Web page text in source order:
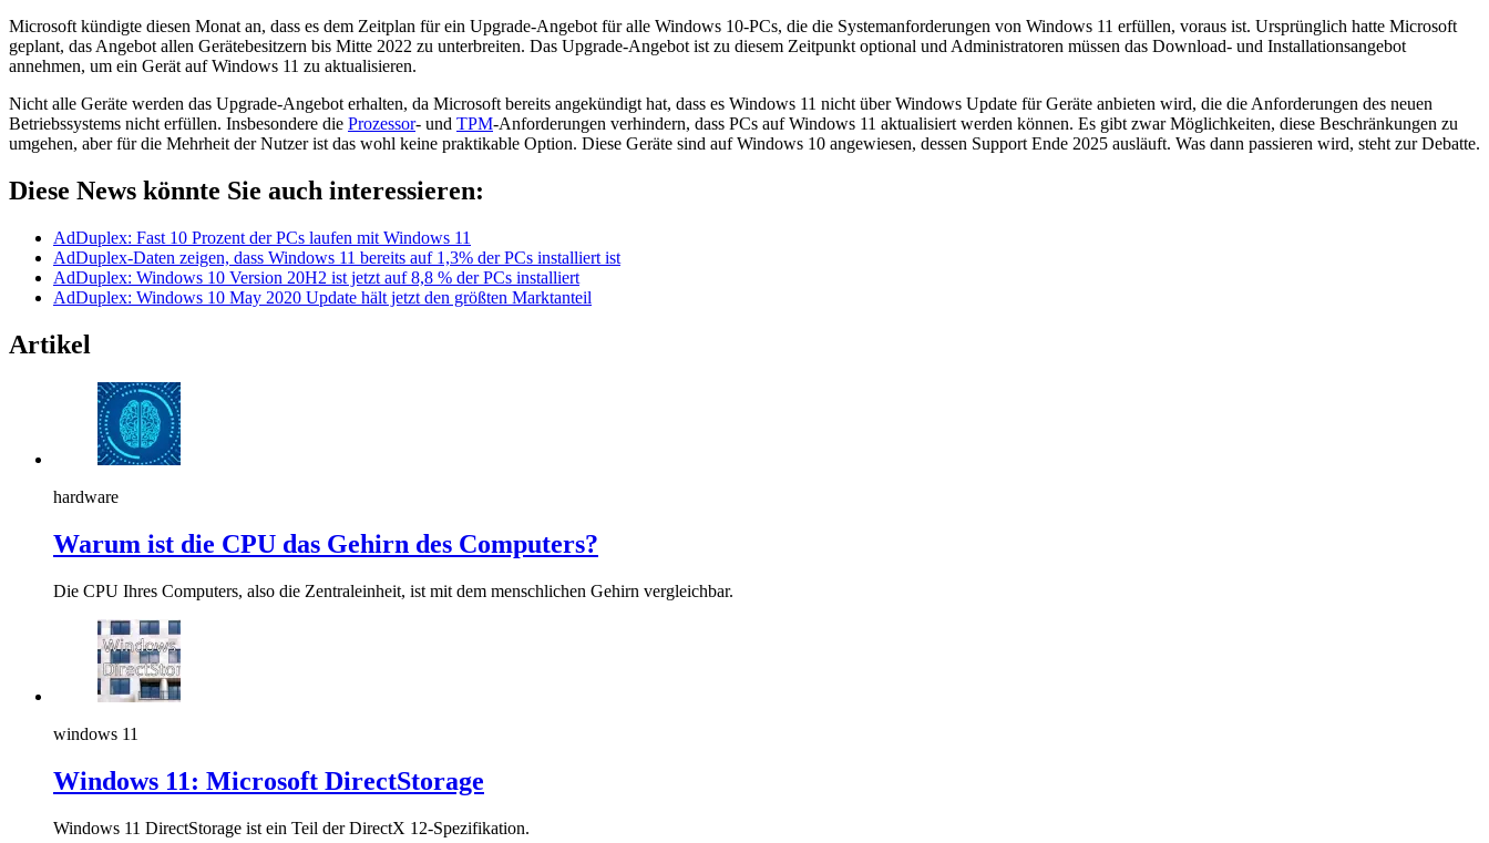
Microsoft kündigte diesen Monat an, dass es dem Zeitplan für ein Upgrade-Angebot für alle Windows 10-PCs, die die Systemanforderungen von Windows 11 erfüllen, voraus ist. Ursprünglich hatte Microsoft
geplant, das Angebot allen Gerätebesitzern bis Mitte 2022 zu unterbreiten. Das Upgrade-Angebot ist zu diesem Zeitpunkt optional und Administratoren müssen das Download- und Installationsangebot
annehmen, um ein Gerät auf Windows 11 zu aktualisieren.
Nicht alle Geräte werden das Upgrade-Angebot erhalten, da Microsoft bereits angekündigt hat, dass es Windows 11 nicht über Windows Update für Geräte anbieten wird, die die Anforderungen des neuen
Betriebssystems nicht erfüllen. Insbesondere die Prozessor- und TPM-Anforderungen verhindern, dass PCs auf Windows 11 aktualisiert werden können. Es gibt zwar Möglichkeiten, diese Beschränkungen zu
umgehen, aber für die Mehrheit der Nutzer ist das wohl keine praktikable Option. Diese Geräte sind auf Windows 10 angewiesen, dessen Support Ende 2025 ausläuft. Was dann passieren wird, steht zur Debatte.
Diese News könnte Sie auch interessieren:
AdDuplex: Fast 10 Prozent der PCs laufen mit Windows 11
AdDuplex-Daten zeigen, dass Windows 11 bereits auf 1,3% der PCs installiert ist
AdDuplex: Windows 10 Version 20H2 ist jetzt auf 8,8 % der PCs installiert
AdDuplex: Windows 10 May 2020 Update hält jetzt den größten Marktanteil
Artikel
hardware
Warum ist die CPU das Gehirn des Computers?
Die CPU Ihres Computers, also die Zentraleinheit, ist mit dem menschlichen Gehirn vergleichbar.
windows 11
Windows 11: Microsoft DirectStorage
Windows 11 DirectStorage ist ein Teil der DirectX 12-Spezifikation.